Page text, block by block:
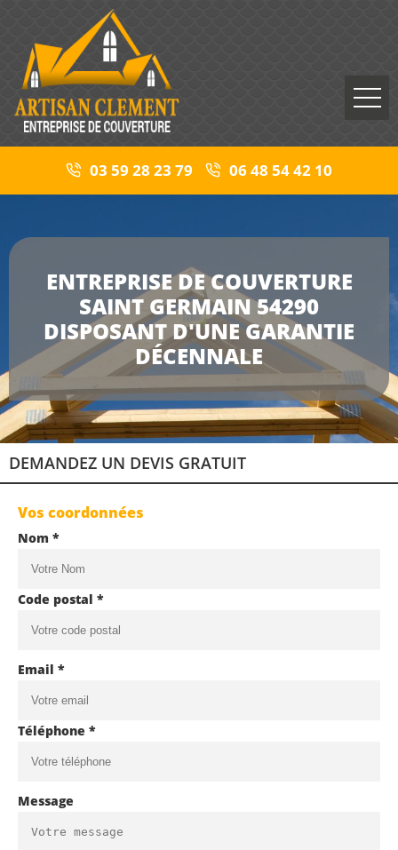
03 59 28 23 79 06 48 54 42 10
ENTREPRISE DE COUVERTURE
SAINT GERMAIN 54290
DISPOSANT D'UNE GARANTIE
DÉCENNALE
DEMANDEZ UN DEVIS GRATUIT
Vos coordonnées
Nom *
Code postal *
Email *
Téléphone *
Message